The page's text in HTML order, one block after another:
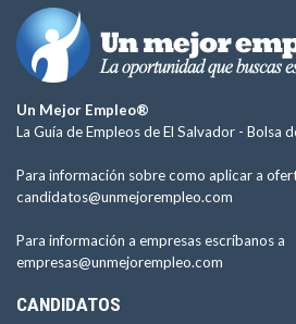
Un Mejor Empleo®
La Guía de Empleos de El Salvador - Bolsa
Para información sobre como aplicar a
candidatos@unmejorempleo.com
Para información a empresas escríbanos a
empresas@unmejorempleo.com
CANDIDATOS